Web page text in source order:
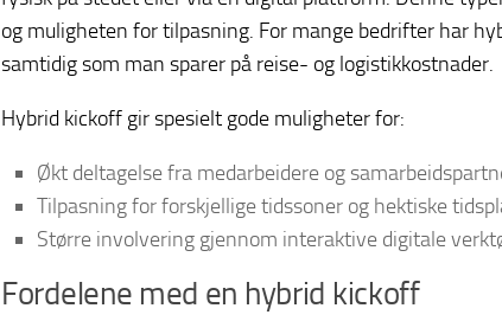
og muligheten for tilpasning. For mange bedrifter har
samtidig som man sparer på reise- og logistikkostnader.
Hybrid kickoff gir spesielt gode muligheter for:
Økt deltagelse fra medarbeidere og
Tilpasning for forskjellige tidssoner og hektiske
Større involvering gjennom interaktive digitale
Fordelene med en hybrid kickoff